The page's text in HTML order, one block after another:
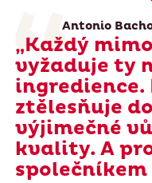
Antonio
„Každý
vyžaduje ty
ztělesňuje
výjimečné
kvality. A
společníkem